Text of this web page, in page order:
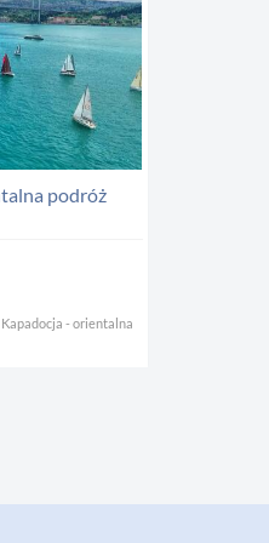
podróż
- orientalna